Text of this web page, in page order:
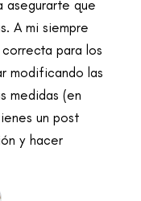
asegurarte que
A mi siempre
para los
modificando las
medidas (en
un post
y hacer